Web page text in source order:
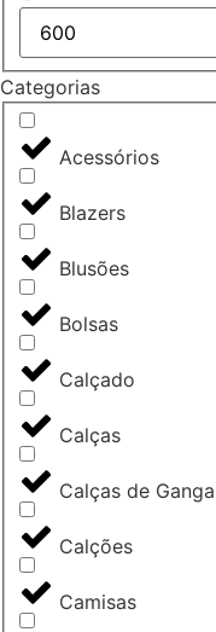
Categorias
Acessórios
Blazers
Blusões
Bolsas
Calçado
Calças
Calças de Ganga
Calções
Camisas